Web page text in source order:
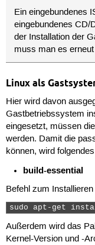
Ein eingebundenes
eingebundenes CD/
der Installation der
muss man es
Linux als
Hier wird davon
Gastbetriebssystem
eingesetzt, müssen
werden. Damit die
können, wird
build-essential
Befehl zum
sudo apt-get
Außerdem wird das
Kernel-Version und -